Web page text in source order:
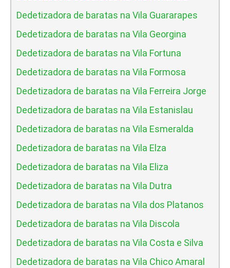
Dedetizadora de baratas na Vila Guararapes
Dedetizadora de baratas na Vila Georgina
Dedetizadora de baratas na Vila Fortuna
Dedetizadora de baratas na Vila Formosa
Dedetizadora de baratas na Vila Ferreira Jorge
Dedetizadora de baratas na Vila Estanislau
Dedetizadora de baratas na Vila Esmeralda
Dedetizadora de baratas na Vila Elza
Dedetizadora de baratas na Vila Eliza
Dedetizadora de baratas na Vila Dutra
Dedetizadora de baratas na Vila dos Platanos
Dedetizadora de baratas na Vila Discola
Dedetizadora de baratas na Vila Costa e Silva
Dedetizadora de baratas na Vila Chico Amaral